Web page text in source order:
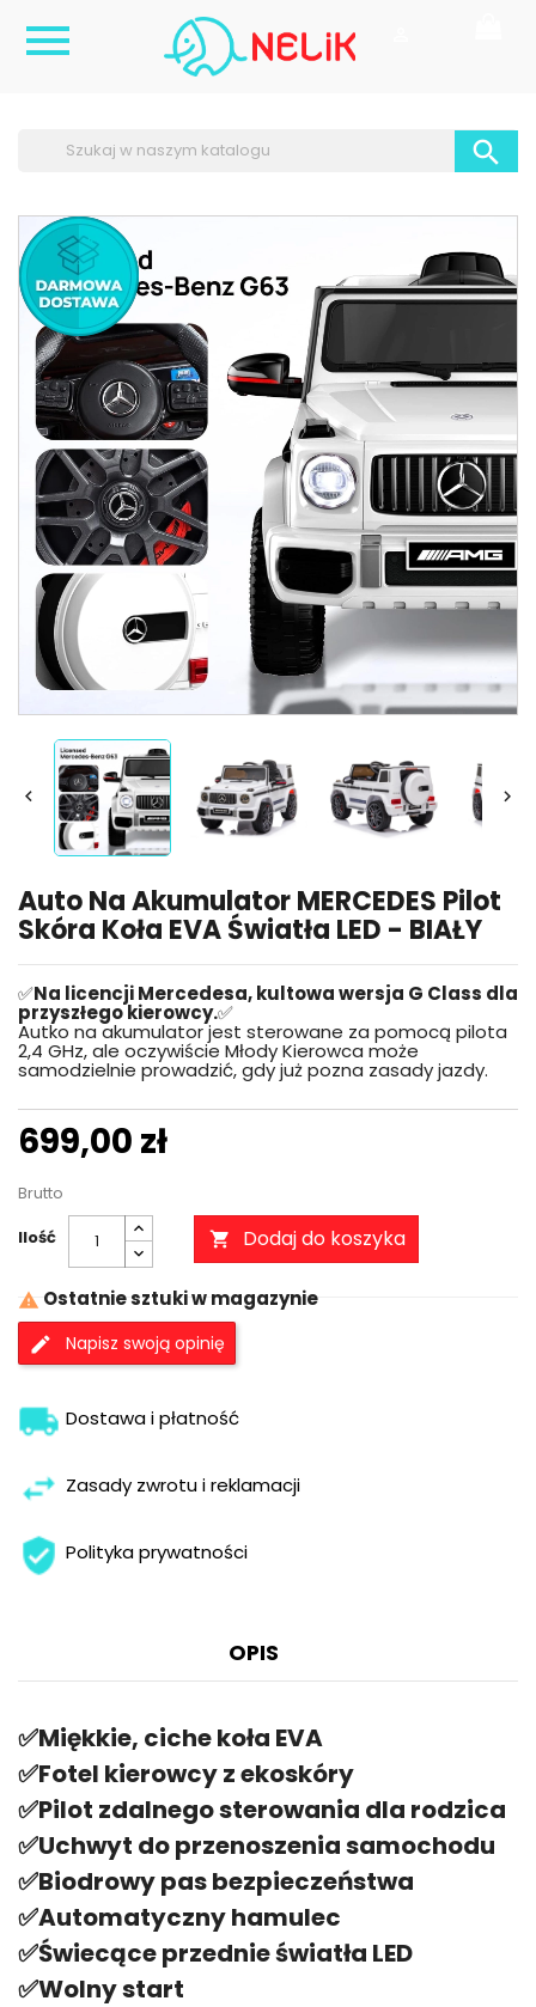


 
Auto Na Akumulator MERCEDES Pilot
Skóra Koła EVA Światła LED - BIAŁY
✅Na licencji Mercedesa, kultowa wersja G Class dla
przyszłego kierowcy.✅
Autko na akumulator jest sterowane za pomocą pilota
2,4 GHz, ale oczywiście Młody Kierowca może
samodzielnie prowadzić, gdy już pozna zasady jazdy.
699,00 zł
Brutto
Ilość
 Dodaj do koszyka
 Ostatnie sztuki w magazynie
Napisz swoją opinię
Dostawa i płatność
Zasady zwrotu i reklamacji
Polityka prywatności
OPIS
✅Miękkie, ciche koła EVA
✅Fotel kierowcy z ekoskóry
✅Pilot zdalnego sterowania dla rodzica
✅Uchwyt do przenoszenia samochodu
✅Biodrowy pas bezpieczeństwa
✅Automatyczny hamulec
✅Świecące przednie światła LED
✅Wolny start